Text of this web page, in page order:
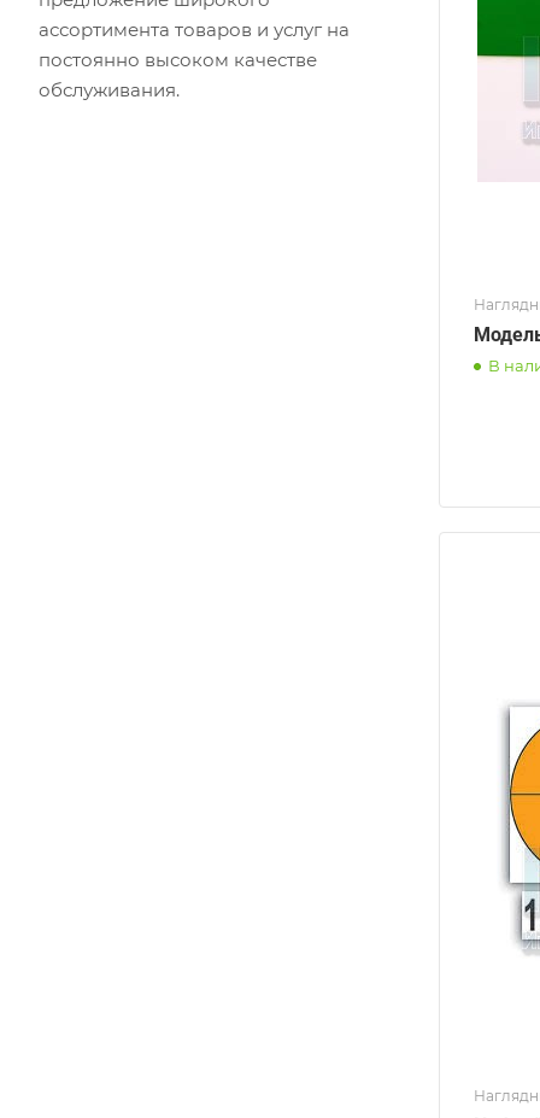
В
ассортимента товаров и услуг на
постоянно высоком качестве
обслуживания.